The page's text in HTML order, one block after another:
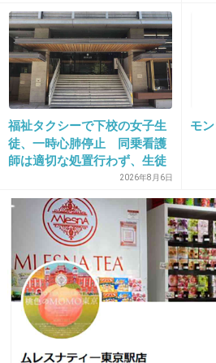
あと夫婦そろって刺青いれ
+1562
11. 匿名2016/02/06(土) 13:58:55
別にいいじゃん
12. 匿名 2016/02/06(土) 13:58:57
この人の顔立ちにタトゥー
とうございます」おなかふっ
くら
福祉タクシーで下校の女子生
徒、一時心肺停止 同乗看護
師は適切な処置行わず、生徒
2026年8月6日
モ